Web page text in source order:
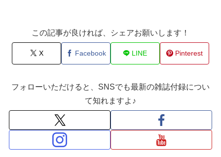
この記事が良ければ、シェアお願いします！
X Facebook LINE Pinterest
フォローいただけると、SNSでも最新の雑誌付録につい
て知れますよ♪